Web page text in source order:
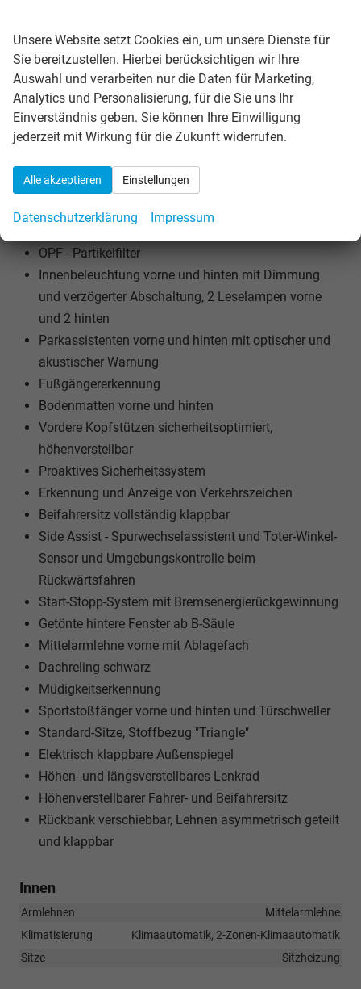
Lane Assist - Spurhalteassistent
Vordere Nebelscheinwerfer
Dynamic Light Assist - dynamische Fernlichtregelung
mit Verkehrsschatten
LED-Beleuchtung des Kühlergrills
LED-Rückleuchten mit dynamischen Blinkern
Make-up-Spiegel in den Sonnenblenden
Ablagefächer in den Türen vorne und hinten
Ablagetaschen auf der Rückseite der Vordersitze
OPF - Partikelfilter
Innenbeleuchtung vorne und hinten mit Dimmung
und verzögerter Abschaltung, 2 Leselampen vorne
und 2 hinten
Parkassistenten vorne und hinten mit optischer und
akustischer Warnung
Fußgängererkennung
Bodenmatten vorne und hinten
Vordere Kopfstützen sicherheitsoptimiert,
höhenverstellbar
Proaktives Sicherheitssystem
Erkennung und Anzeige von Verkehrszeichen
Beifahrersitz vollständig klappbar
Side Assist - Spurwechselassistent und Toter-Winkel-
Sensor und Umgebungskontrolle beim
Rückwärtsfahren
Start-Stopp-System mit Bremsenergierückgewinnung
Getönte hintere Fenster ab B-Säule
Mittelarmlehne vorne mit Ablagefach
Dachreling schwarz
Müdigkeitserkennung
Sportstoßfänger vorne und hinten und Türschweller
Standard-Sitze, Stoffbezug "Triangle"
Elektrisch klappbare Außenspiegel
Höhen- und längsverstellbares Lenkrad
Höhenverstellbarer Fahrer- und Beifahrersitz
Rückbank verschiebbar, Lehnen asymmetrisch geteilt
und klappbar
Innen
Armlehnen
Mittelarmlehne
Klimatisierung
Klimaautomatik, 2-Zonen-Klimaautomatik
Sitze
Sitzheizung
Unsere Website setzt Cookies ein, um unsere Dienste für
Sie bereitzustellen. Hierbei berücksichtigen wir Ihre
Auswahl und verarbeiten nur die Daten für Marketing,
Analytics und Personalisierung, für die Sie uns Ihr
Einverständnis geben. Sie können Ihre Einwilligung
jederzeit mit Wirkung für die Zukunft widerrufen.
Alle akzeptieren Einstellungen
Datenschutzerklärung Impressum